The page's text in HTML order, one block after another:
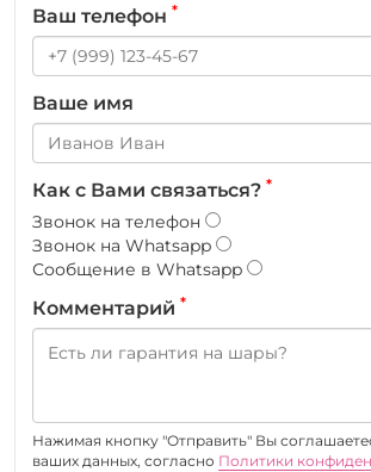
Ваш телефон *
Ваше имя
Как с Вами связаться? *
Звонок на телефон
Звонок на Whatsapp
Сообщение в Whatsapp
Комментарий *
Нажимая кнопку "Отправить" Вы
ваших данных, согласно Политики